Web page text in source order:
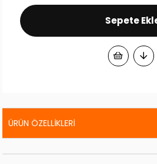
ÜRÜN ÖZELLIKLERI